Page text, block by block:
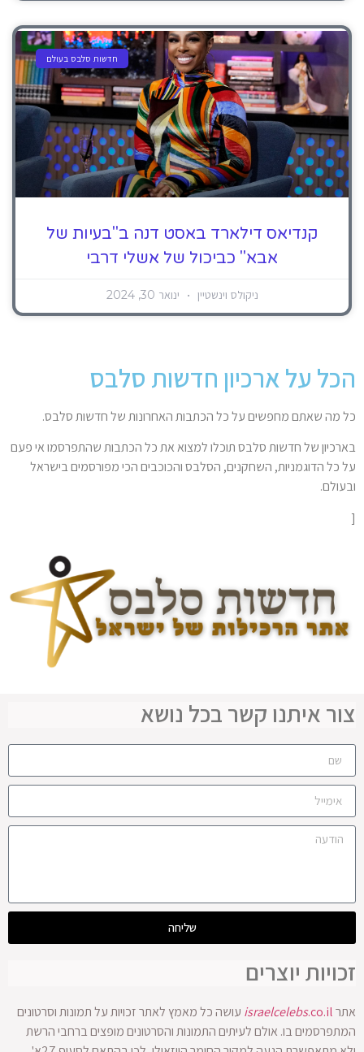
חדשות סלבס בעולם
קנדיאס דילארד באסט דנה ב"בעיות של
אבא" כביכול של אשלי דרבי
ניקולס וינשטיין ינואר 30, 2024
הכל על ארכיון חדשות סלבס
כל מה שאתם מחפשים על כל הכתבות האחרונות של חדשות סלבס.
בארכיון של חדשות סלבס תוכלו למצוא את כל הכתבות שהתפרסמו אי פעם
על כל הדוגמניות, השחקנים, הסלבס והכוכבים הכי מפורסמים בישראל
ובעולם.
[
צור איתנו קשר בכל נושא
שליחה
זכויות יוצרים
אתר israelcelebs.co.il
עושה כל מאמץ לאתר זכויות על תמונות וסרטונים
המתפרסמים בו. אולם לעיתים התמונות והסרטונים מופצים ברחבי הרשת